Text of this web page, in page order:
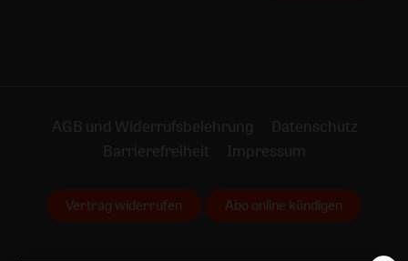
AGB und Widerrufsbelehrung
Datenschutz
Barrierefreiheit
Impressum
Vertrag widerrufen Abo online kündigen